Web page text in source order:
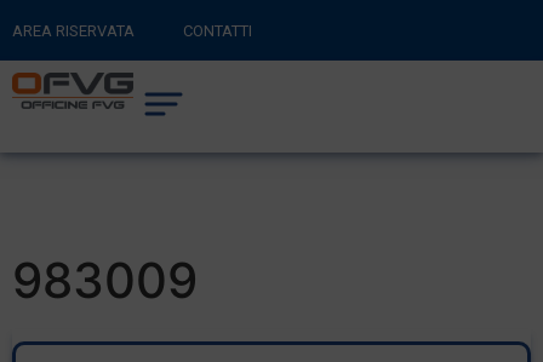
AREA RISERVATA CONTATTI
RITORNA AL SITO PRINCIPALE
CARRELLO
983009